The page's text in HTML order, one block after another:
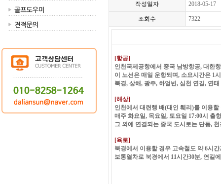
작성일자 2018-05-17
조회수 7322
[항공]
인천국제공항에서 중국 남방항공, 대한
이 노선은 매일 운항되며, 소요시간은 1
북경, 상해, 광주, 하얼빈, 심천 연길, 연
[해상]
인천에서 대련행 배(대인 훼리)를 이용
매주 화요일, 목요일, 토요일 17:00시 출
그 외에 연결되는 중국 도시로는 단동,
[육로]
북경에서 이용할 경우 고속철도 약 6시
보통열차로 북경에서 11시간30분, 연길